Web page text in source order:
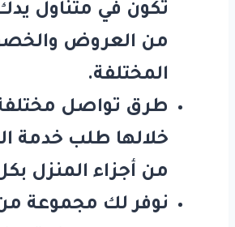
تكون في متناول
من العروض
المختلفة.
طرق تواصل
خلالها طلب خدمة
من أجزاء المنزل
نوفر لك مجموعة